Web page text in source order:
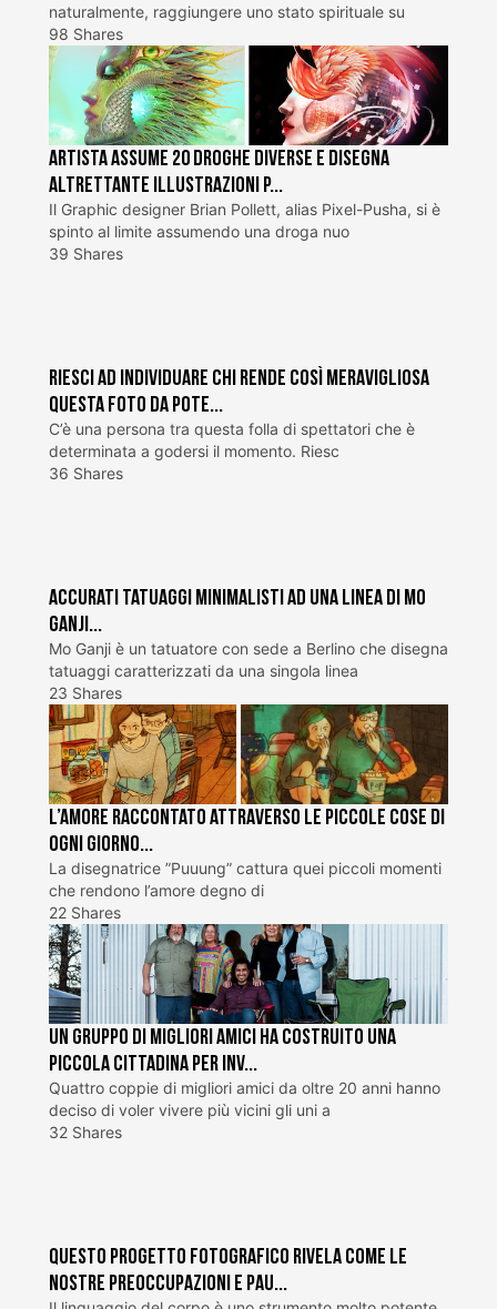
naturalmente, raggiungere uno stato spirituale su
98 Shares
Artista assume 20 droghe diverse e disegna
altrettante illustrazioni p...
Il Graphic designer Brian Pollett, alias Pixel-Pusha, si è
spinto al limite assumendo una droga nuo
39 Shares
Riesci ad individuare chi rende così meravigliosa
questa foto da pote...
C’è una persona tra questa folla di spettatori che è
determinata a godersi il momento. Riesc
36 Shares
Accurati tatuaggi minimalisti ad una linea di Mo
Ganji...
Mo Ganji è un tatuatore con sede a Berlino che disegna
tatuaggi caratterizzati da una singola linea
23 Shares
L’Amore raccontato attraverso le piccole cose di
ogni giorno...
La disegnatrice ”Puuung” cattura quei piccoli momenti
che rendono l’amore degno di
22 Shares
Un gruppo di migliori amici ha costruito una
piccola cittadina per inv...
Quattro coppie di migliori amici da oltre 20 anni hanno
deciso di voler vivere più vicini gli uni a
32 Shares
Questo progetto fotografico rivela come le
nostre preoccupazioni e pau...